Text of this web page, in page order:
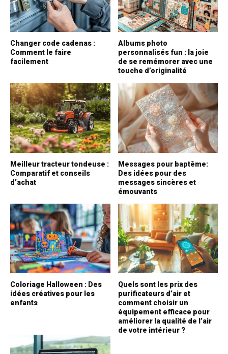
Changer code cadenas :
Comment le faire
facilement
Albums photo
personnalisés fun : la joie
de se remémorer avec une
touche d’originalité
Meilleur tracteur tondeuse :
Comparatif et conseils
d’achat
Messages pour baptême:
Des idées pour des
messages sincères et
émouvants
Coloriage Halloween : Des
idées créatives pour les
enfants
Quels sont les prix des
purificateurs d’air et
comment choisir un
équipement efficace pour
améliorer la qualité de l’air
de votre intérieur ?